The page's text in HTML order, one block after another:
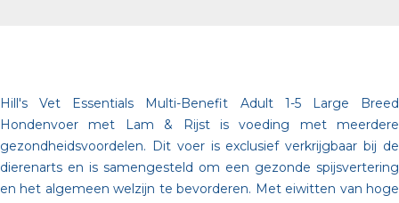
Hill's Vet Essentials Multi-Benefit Adult 1-5 Large Breed
Hondenvoer met Lam & Rijst is voeding met meerdere
gezondheidsvoordelen. Dit voer is exclusief verkrijgbaar bij de
dierenarts en is samengesteld om een gezonde spijsvertering
en het algemeen welzijn te bevorderen. Met eiwitten van hoge